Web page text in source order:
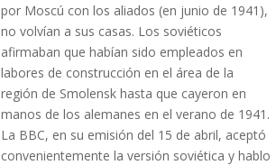
por Moscú con los aliados (en junio de 1941),
no volvían a sus casas. Los soviéticos
afirmaban que habían sido empleados en
labores de construcción en el área de la
región de Smolensk hasta que cayeron en
manos de los alemanes en el verano de 1941.
La BBC, en su emisión del 15 de abril, aceptó
convenientemente la versión soviética y hablo